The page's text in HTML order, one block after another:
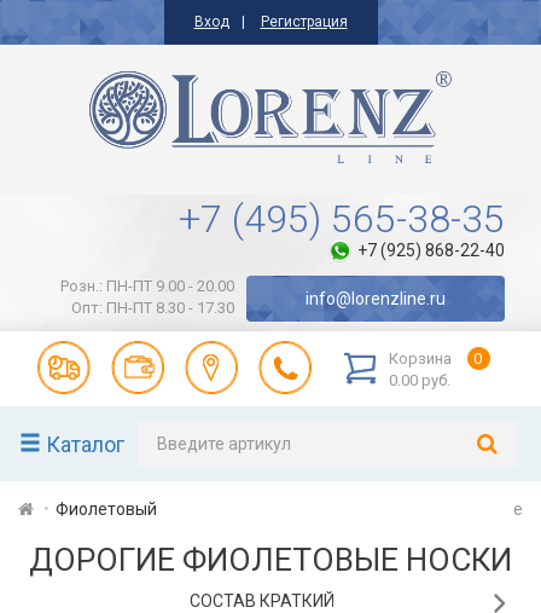
Вход Регистрация
+7 (495) 565-38-35
+7 (925) 868-22-40
Розн.: ПН-ПТ 9.00 - 20.00
Опт: ПН-ПТ 8.30 - 17.30
info@lorenzline.ru
Корзина
0
0.00 руб.
Каталог
Фиолетовый e
ДОРОГИЕ ФИОЛЕТОВЫЕ НОСКИ
СОСТАВ КРАТКИЙ